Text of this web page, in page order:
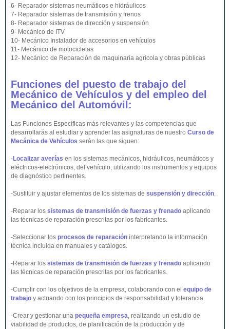
6- Reparador sistemas neumáticos e hidráulicos
7- Reparador sistemas de transmisión y frenos
8- Reparador sistemas de dirección y suspensión
9- Mecánico de ITV
10- Mecánico Instalador de accesorios en vehículos
11- Mecánico de motocicletas
12- Mecánico de Reparación de maquinaria agrícola y obras públicas
Funciones del puesto de trabajo del
Mecánico de Vehículos y del empleo del
Mecánico del Automóvil:
Las Funciones Específicas más relevantes y las competencias que
desarrollarás al estudiar y aprender las asignaturas de nuestro Curso de
Mecánica de Vehículos serán las que siguen:
-Localizar averías en los sistemas mecánicos, hidráulicos, neumáticos y
eléctricos-electrónicos, del vehículo, utilizando los instrumentos y equipos
de diagnóstico pertinentes.
-Sustituir y ajustar elementos de los sistemas de suspensión y dirección.
-Reparar los sistemas de transmisión de fuerzas y frenado aplicando
las técnicas de reparación prescritas por los fabricantes.
-Seleccionar los procesos de reparación interpretando la información
técnica incluida en manuales y catálogos.
-Reparar los sistemas de transmisión de fuerzas y frenado aplicando
las técnicas de reparación prescritas por los fabricantes.
-Cumplir con los objetivos de la empresa, colaborando con el equipo de
trabajo y actuando con los principios de responsabilidad y tolerancia.
-Crear y gestionar una pequeña empresa, realizando un estudio de
viabilidad de productos, de planificación de la producción y de